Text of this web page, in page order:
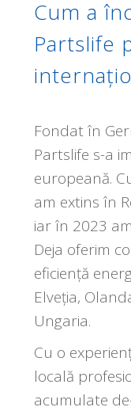
Cum a
Partslife
Fondat în
Partslife s-a
europeană.
am extins în
iar în 2023
Deja oferim
eficiență
Elveția,
Ungaria.
Cu o
locală
acumulate